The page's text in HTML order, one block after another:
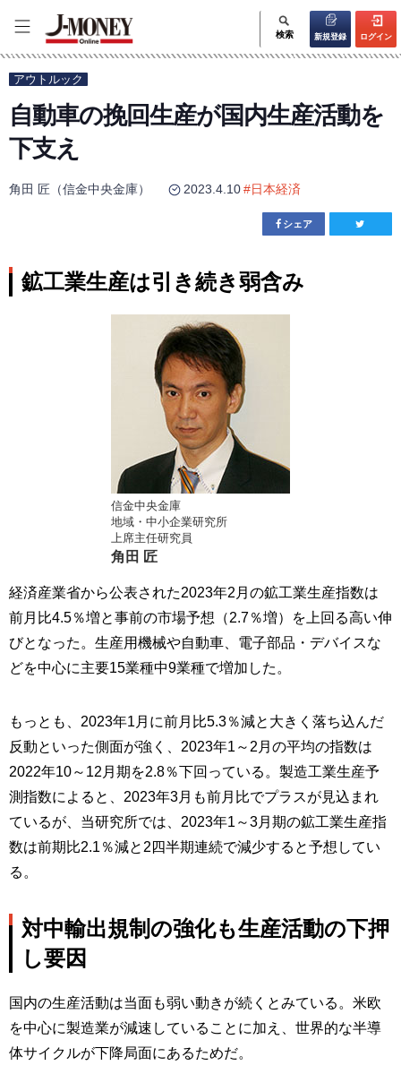
検索 新規登録 ログイン
アウトルック
自動車の挽回生産が国内生産活動を
下支え
角田 匠（信金中央金庫） 2023.4.10#日本経済
シェア
鉱工業生産は引き続き弱含み
信金中央金庫
地域・中小企業研究所
上席主任研究員
角田 匠
経済産業省から公表された2023年2月の鉱工業生産指数は
前月比4.5％増と事前の市場予想（2.7％増）を上回る高い伸
びとなった。生産用機械や自動車、電子部品・デバイスな
どを中心に主要15業種中9業種で増加した。
もっとも、2023年1月に前月比5.3％減と大きく落ち込んだ
反動といった側面が強く、2023年1～2月の平均の指数は
2022年10～12月期を2.8％下回っている。製造工業生産予
測指数によると、2023年3月も前月比でプラスが見込まれ
ているが、当研究所では、2023年1～3月期の鉱工業生産指
数は前期比2.1％減と2四半期連続で減少すると予想してい
る。
対中輸出規制の強化も生産活動の下押
し要因
国内の生産活動は当面も弱い動きが続くとみている。米欧
を中心に製造業が減速していることに加え、世界的な半導
体サイクルが下降局面にあるためだ。